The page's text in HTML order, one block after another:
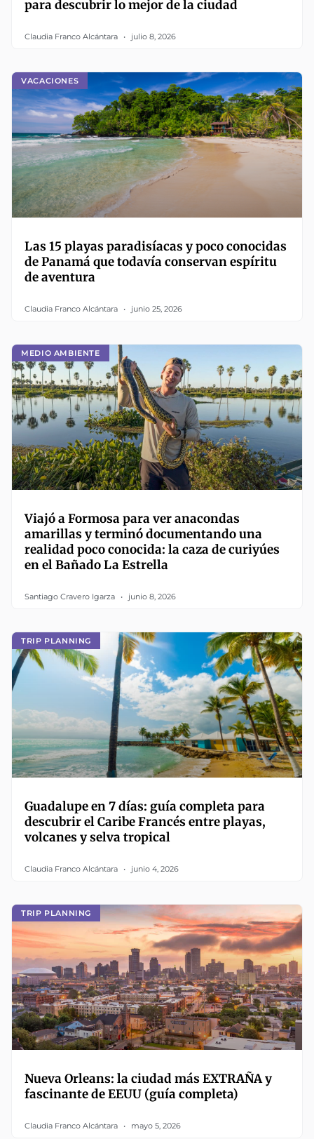
para descubrir lo mejor de la ciudad
Claudia Franco Alcántara julio 8, 2026
VACACIONES
Las 15 playas paradisíacas y poco conocidas
de Panamá que todavía conservan espíritu
de aventura
Claudia Franco Alcántara junio 25, 2026
MEDIO AMBIENTE
Viajó a Formosa para ver anacondas
amarillas y terminó documentando una
realidad poco conocida: la caza de curiyúes
en el Bañado La Estrella
Santiago Cravero Igarza junio 8, 2026
TRIP PLANNING
Guadalupe en 7 días: guía completa para
descubrir el Caribe Francés entre playas,
volcanes y selva tropical
Claudia Franco Alcántara junio 4, 2026
TRIP PLANNING
Nueva Orleans: la ciudad más EXTRAÑA y
fascinante de EEUU (guía completa)
Claudia Franco Alcántara mayo 5, 2026